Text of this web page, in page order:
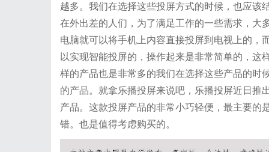
越多。我们在选择这些投屏方式的时候，也应该
在外出差的人们，为了满足工作的一些需求，大
电脑就可以将手机上内容直接投屏到电视上的，
以实现智能投屏的，操作起来是非常简单的，
样的产品也是非常多的我们在选择这些产品的时
的产品。就拿乐播投屏来说吧，乐播投屏近日推
产品。这款投屏产品的非常小巧轻便，最主要的
错。也是值得考虑购买的。